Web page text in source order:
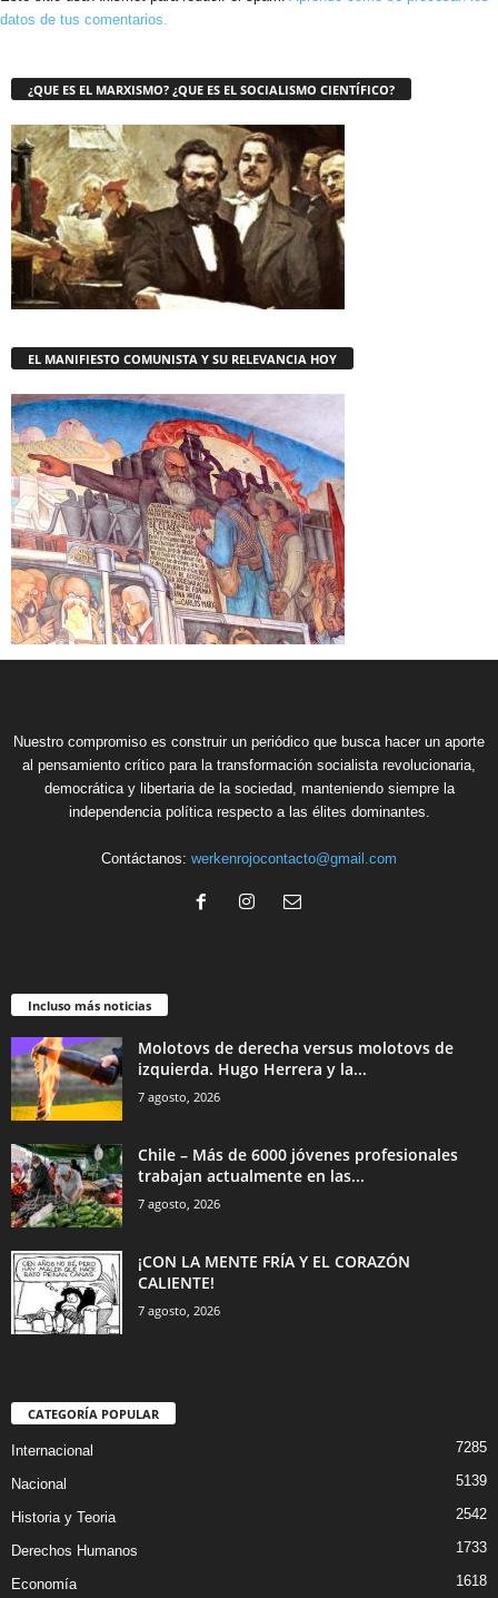
datos de tus comentarios.
¿QUE ES EL MARXISMO? ¿QUE ES EL SOCIALISMO CIENTÍFICO?
EL MANIFIESTO COMUNISTA Y SU RELEVANCIA HOY
Nuestro compromiso es construir un periódico que busca hacer un aporte
al pensamiento crítico para la transformación socialista revolucionaria,
democrática y libertaria de la sociedad, manteniendo siempre la
independencia política respecto a las élites dominantes.
Contáctanos: werkenrojocontacto@gmail.com
Incluso más noticias
Molotovs de derecha versus molotovs de
izquierda. Hugo Herrera y la...
7 agosto, 2026
Chile – Más de 6000 jóvenes profesionales
trabajan actualmente en las...
7 agosto, 2026
¡CON LA MENTE FRÍA Y EL CORAZÓN
CALIENTE!
7 agosto, 2026
CATEGORÍA POPULAR
Internacional 7285
Nacional 5139
Historia y Teoria 2542
Derechos Humanos 1733
Economía 1618